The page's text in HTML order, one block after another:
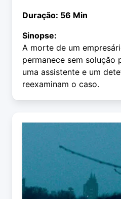
Duração: 56 Min
Sinopse:
A morte de um
permanece sem solução
uma assistente e um
reexaminam o caso.